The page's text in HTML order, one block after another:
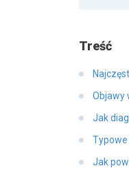
Treść
Objawy
Jak
Typowe
Jak